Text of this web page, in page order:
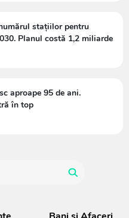
stațiilor pentru
Planul costă 1,2 miliarde
aproape 95 de ani.
în top